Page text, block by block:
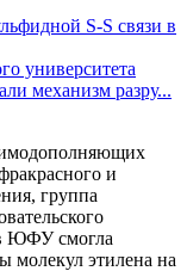
S-S связи в
университета
механизм разру...
и
группа
ЮФУ смогла
молекул этилена на